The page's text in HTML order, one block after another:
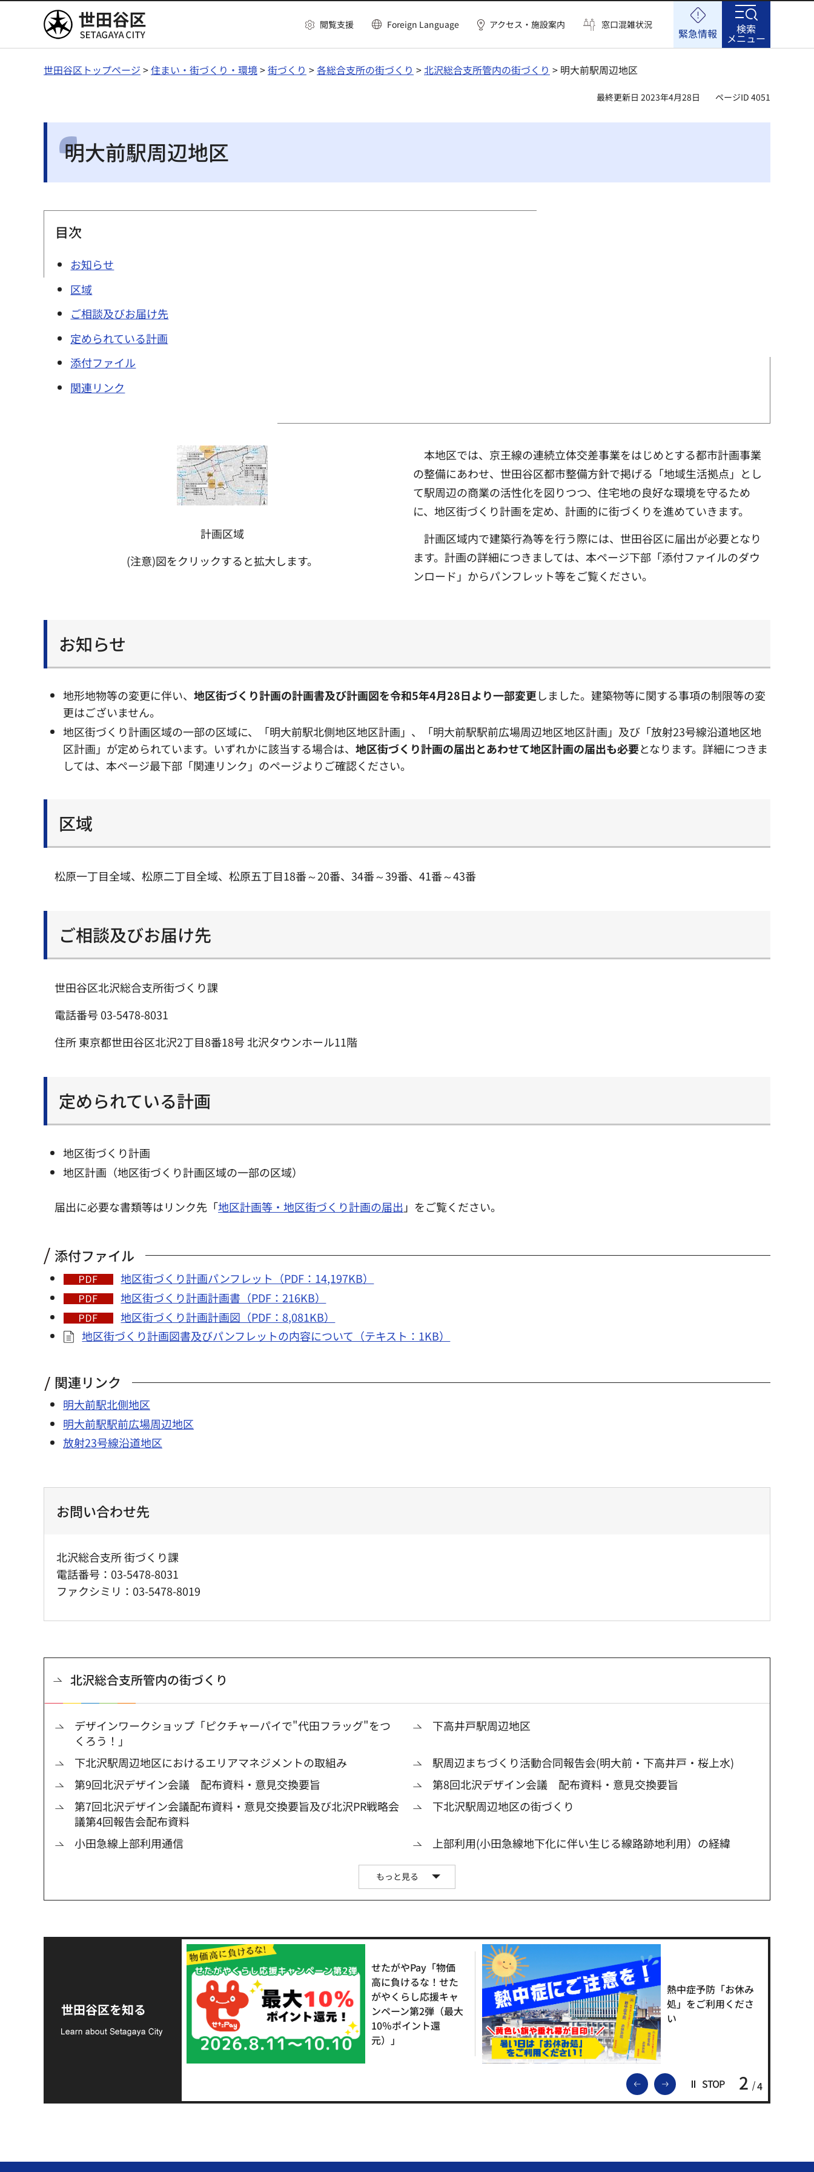
世田谷区 閲覧支援 Foreign Language アクセス・施設案内 窓口混雑状況
緊急情報 検索
メニュー
世田谷区トップページ >住まい・街づくり・環境>街づくり >各総合支所の街づくり >北沢総合支所管内の街づくり > 明大前駅周辺地区
最終更新日 2023年4月28日 ページID 4051
明大前駅周辺地区
目次
お知らせ
区域
ご相談及びお届け先
定められている計画
添付ファイル
関連リンク
計画区域
(注意)図をクリックすると拡大します。
本地区では、京王線の連続立体交差事業をはじめとする都市計画事業
の整備にあわせ、世田谷区都市整備方針で掲げる「地域生活拠点」とし
て駅周辺の商業の活性化を図りつつ、住宅地の良好な環境を守るため
に、地区街づくり計画を定め、計画的に街づくりを進めていきます。
計画区域内で建築行為等を行う際には、世田谷区に届出が必要となり
ます。計画の詳細につきましては、本ページ下部「添付ファイルのダウ
ンロード」からパンフレット等をご覧ください。
お知らせ
地形地物等の変更に伴い、地区街づくり計画の計画書及び計画図を令和5年4月28日より一部変更しました。建築物等に関する事項の制限等の変
更はございません。
地区街づくり計画区域の一部の区域に、「明大前駅北側地区地区計画」、「明大前駅駅前広場周辺地区地区計画」及び「放射23号線沿道地区地
区計画」が定められています。いずれかに該当する場合は、地区街づくり計画の届出とあわせて地区計画の届出も必要となります。詳細につきま
しては、本ページ最下部「関連リンク」のページよりご確認ください。
区域
松原一丁目全域、松原二丁目全域、松原五丁目18番～20番、34番～39番、41番～43番
ご相談及びお届け先
世田谷区北沢総合支所街づくり課
電話番号 03-5478-8031
住所 東京都世田谷区北沢2丁目8番18号 北沢タウンホール11階
定められている計画
地区街づくり計画
地区計画（地区街づくり計画区域の一部の区域）
届出に必要な書類等はリンク先「地区計画等・地区街づくり計画の届出 」をご覧ください。
添付ファイル
地区街づくり計画パンフレット（PDF：14,197KB）
地区街づくり計画計画書（PDF：216KB）
地区街づくり計画計画図（PDF：8,081KB）
地区街づくり計画図書及びパンフレットの内容について（テキスト：1KB）
関連リンク
明大前駅北側地区
明大前駅駅前広場周辺地区
放射23号線沿道地区
お問い合わせ先
北沢総合支所 街づくり課
電話番号：03-5478-8031
ファクシミリ：03-5478-8019
北沢総合支所管内の街づくり
デザインワークショップ「ピクチャーパイで"代田フラッグ"をつ
くろう！」
下高井戸駅周辺地区
下北沢駅周辺地区におけるエリアマネジメントの取組み
駅周辺まちづくり活動合同報告会(明大前・下高井戸・桜上水)
第9回北沢デザイン会議 配布資料・意見交換要旨
第8回北沢デザイン会議 配布資料・意見交換要旨
第7回北沢デザイン会議配布資料・意見交換要旨及び北沢PR戦略会
議第4回報告会配布資料
下北沢駅周辺地区の街づくり
小田急線上部利用通信 上部利用(小田急線地下化に伴い生じる線路跡地利用）の経緯
もっと見る
世田谷区を知る
前のスライドを表示
次のスライドを表示
STOP 2 4
支援金の募集につい
て
せたがやPay「物価
高に負けるな！せた
がやくらし応援キャ
ンペーン第2弾（最大
10％ポイント還
元）」
熱中症予防「お休み
処」をご利用くださ
い